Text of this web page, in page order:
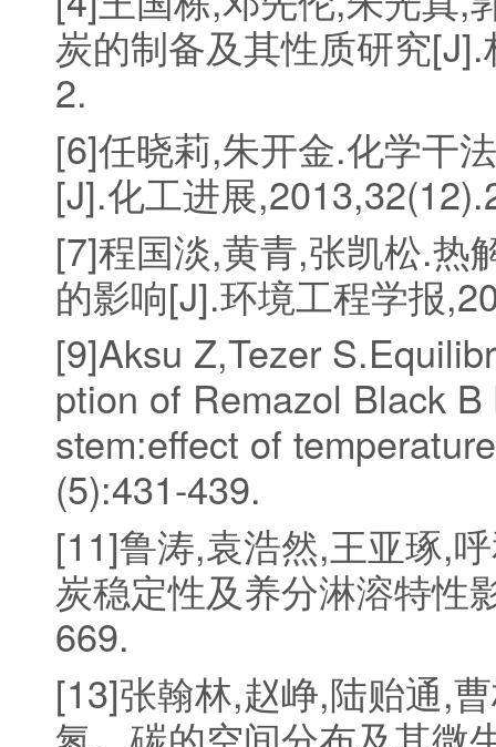
炭的制备及其性质研究
2.
[6]任晓莉,朱开金.化学干
[J].化工进展
[7]程国淡,黄青,张凯松.热
的影响[J].环境工程学报
[9]Aksu Z,Tezer
ption of Remazol Black
stem:effect of
(5):431-439.
[11]鲁涛,袁浩然,王亚琢,
炭稳定性及养分淋溶特性
669.
[13]张翰林,赵峥,陆贻通,